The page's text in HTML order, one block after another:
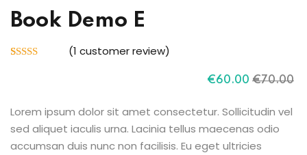
Book Demo E
rating
(1 customer review)
€70.00
€60.00
Lorem ipsum dolor sit amet consectetur. Sollicitudin vel
sed aliquet iaculis urna. Lacinia tellus maecenas odio
accumsan duis nunc non facilisis. Eu eget ultricies
Sign up